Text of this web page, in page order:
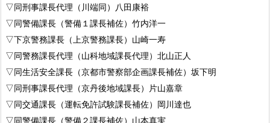
▽同刑事課長代理（川端同）八田康裕
▽同警備課長（警備１課長補佐）竹内洋一
▽下京警務課長（上京警務課長）山崎一寿
▽同警務課長代理（山科地域課長代理）北山正人
▽同生活安全課長（京都市警察部企画課長補佐）坂下明
▽同刑事課長代理（京丹後地域課長）片山嘉章
▽同交通課長（運転免許試験課長補佐）岡川達也
▽同警備課長（警備２課長補佐）山本真実